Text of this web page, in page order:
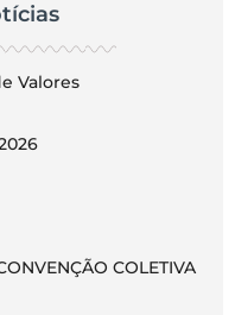
Valores
COLETIVA